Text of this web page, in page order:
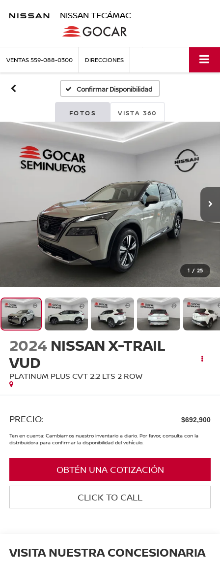
NISSAN TECÁMAC
VENTAS559-088-0300 DIRECCIONES
Confirmar Disponibilidad
FOTOS VISTA 360
1 / 25
2024 NISSAN X-TRAIL
VUD
PLATINUM PLUS CVT 2.2 LTS 2 ROW
PRECIO: $692,900
Ten en cuenta: Cambiamos nuestro inventario a diario. Por favor, consulta con la
distribuidora para confirmar la disponibilidad del vehículo.
OBTÉN UNA COTIZACIÓN
CLICK TO CALL
VISITA NUESTRA CONCESIONARIA